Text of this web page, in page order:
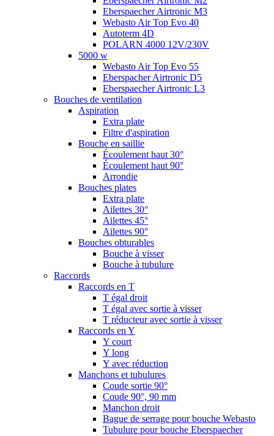
Eberspaecher Airtronic M3
Webasto Air Top Evo 40
Autoterm 4D
POLARN 4000 12V/230V
5000 w
Webasto Air Top Evo 55
Eberspacher Airtronic D5
Eberspaecher Airtronic L3
Bouches de ventilation
Aspiration
Extra plate
Filtre d'aspiration
Bouche en saillie
Écoulement haut 30°
Écoulement haut 90°
Arrondie
Bouches plates
Extra plate
Ailettes 30°
Ailettes 45°
Ailettes 90°
Bouches obturables
Bouche à visser
Bouche à tubulure
Raccords
Raccords en T
T égal droit
T égal avec sortie à visser
T réducteur avec sortie à visser
Raccords en Y
Y court
Y long
Y avec réduction
Manchons et tubulures
Coude sortie 90°
Coude 90°, 90 mm
Manchon droit
Bague de serrage pour bouche Webasto
Tubulure pour bouche Eberspaecher